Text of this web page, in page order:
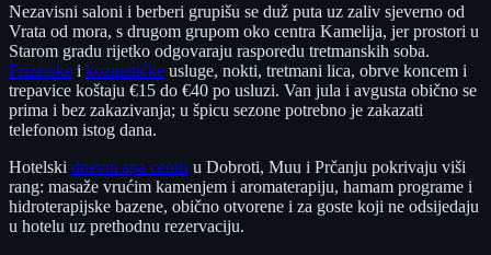
Nezavisni saloni i berberi grupišu se duž puta uz zaliv sjeverno od
Vrata od mora, s drugom grupom oko centra Kamelija, jer prostori u
Starom gradu rijetko odgovaraju rasporedu tretmanskih soba.
Frizerske i kozmetičke usluge, nokti, tretmani lica, obrve koncem i
trepavice koštaju €15 do €40 po usluzi. Van jula i avgusta obično se
prima i bez zakazivanja; u špicu sezone potrebno je zakazati
telefonom istog dana.
Hotelski dnevni spa centri u Dobroti, Muu i Prčanju pokrivaju viši
rang: masaže vrućim kamenjem i aromaterapiju, hamam programe i
hidroterapijske bazene, obično otvorene i za goste koji ne odsijedaju
u hotelu uz prethodnu rezervaciju.